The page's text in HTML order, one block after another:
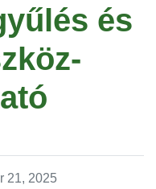
és
21, 2025